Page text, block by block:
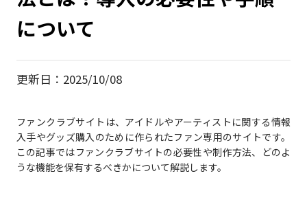
について
更新日：2025/10/08
ファンクラブサイトは、アイドルやアーティストに関する情報
入手やグッズ購入のために作られたファン専用のサイトです。
この記事ではファンクラブサイトの必要性や制作方法、どのよ
うな機能を保有するべきかについて解説します。